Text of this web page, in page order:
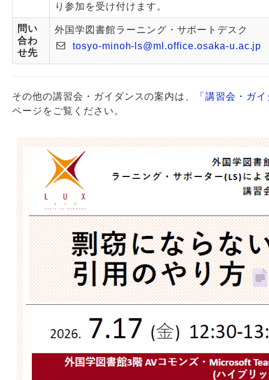
り参加を受け付けます。
問い
合わ
せ先
外国学図書館ラーニング・サポートデスク
tosyo-minoh-ls@ml.office.osaka-u.ac.jp
その他の講習会・ガイダンスの案内は、
「講習会・ガ
ページをご覧ください。